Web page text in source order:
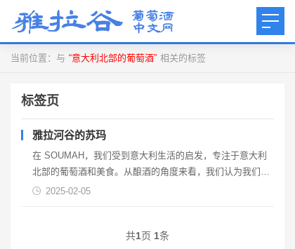
当前位置：与 “意大利北部的葡萄酒” 相关的标签
标签页
雅拉河谷的苏玛
在 SOUMAH，我们受到意大利生活的启发，专注于意大利
北部的葡萄酒和美食。从酿酒的角度来看，我们认为我们的
风土与意大利北部相似，夏季短暂、干燥、炎热，夜晚凉
SOUMAH，并挑选经典葡萄酒的典范来进口。地...
2025-02-05
共1页 1条